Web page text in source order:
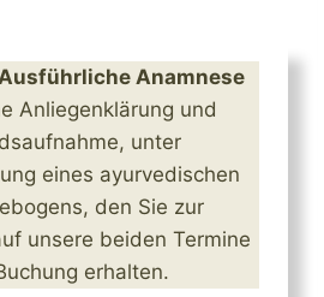
Anamnese
Anliegenklärung und
unter
eines ayurvedischen
den Sie zur
unsere beiden Termine
erhalten.